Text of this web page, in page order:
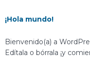
¡Hola mundo!
Bienvenido(a) a
Edítala o bórrala ¡y